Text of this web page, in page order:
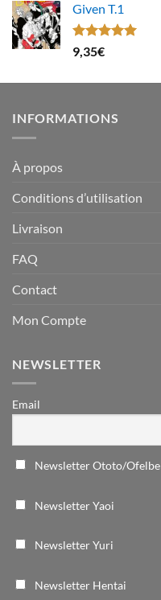
Given T.1
Note5.00
sur 5
9,35€
INFORMATIONS
À propos
Conditions d’utilisation
Livraison
FAQ
Contact
Mon Compte
NEWSLETTER
Email
Newsletter Ototo/Ofelbe
Newsletter Yaoi
Newsletter Yuri
Newsletter Hentai